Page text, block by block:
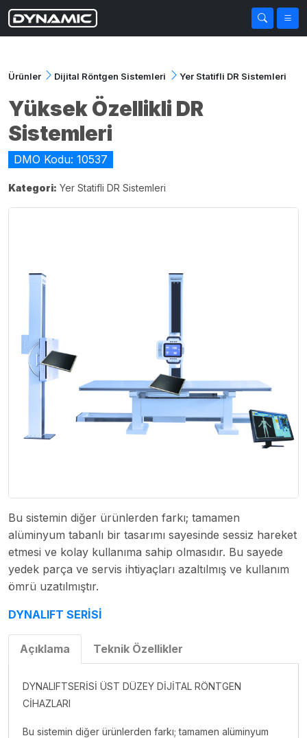
Ürünler Dijital Röntgen Sistemleri Yer Statifli DR Sistemleri
Yüksek Özellikli DR
Sistemleri
DMO Kodu: 10537
Kategori: Yer Statifli DR Sistemleri
Bu sistemin diğer ürünlerden farkı; tamamen
alüminyum tabanlı bir tasarımı sayesinde sessiz hareket
etmesi ve kolay kullanıma sahip olmasıdır. Bu sayede
yedek parça ve servis ihtiyaçları azaltılmış ve kullanım
ömrü uzatılmıştır.
DYNALIFT SERİSİ
Açıklama Teknik Özellikler
DYNALIFTSERİSİ ÜST DÜZEY DİJİTAL RÖNTGEN
CİHAZLARI
Bu sistemin diğer ürünlerden farkı; tamamen alüminyum